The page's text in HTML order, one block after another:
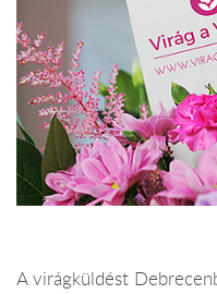
A virágküldést